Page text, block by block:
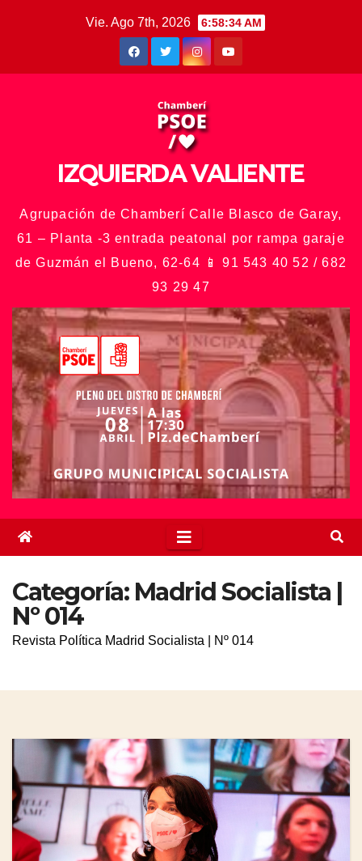
Vie. Ago 7th, 2026 6:58:37 AM
IZQUIERDA VALIENTE
Agrupación de Chamberí Calle Blasco de Garay,
61 – Planta -3 entrada peatonal por rampa garaje
de Guzmán el Bueno, 62-64 📱 91 543 40 52 / 682
93 29 47
Categoría: Madrid Socialista |
Nº 014
Revista Política Madrid Socialista | Nº 014